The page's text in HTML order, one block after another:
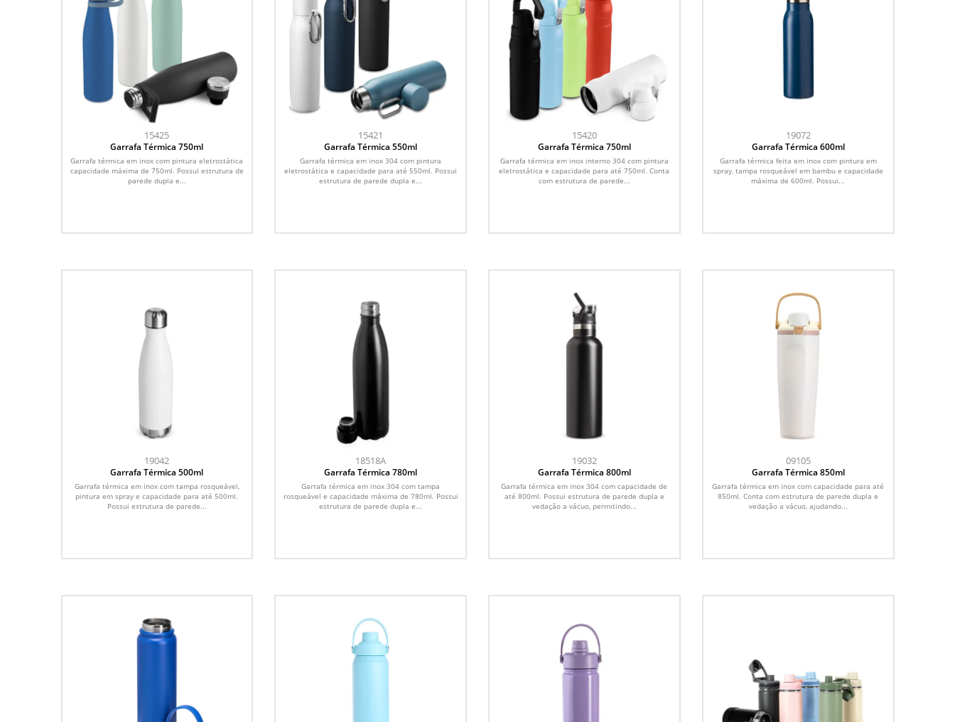
15425
Garrafa Térmica 750ml
Garrafa térmica em inox com pintura eletrostática
capacidade máxima de 750ml. Possui estrutura de
parede dupla e...
15421
Garrafa Térmica 550ml
Garrafa térmica em inox 304 com pintura
eletrostática e capacidade para até 550ml. Possui
estrutura de parede dupla e...
15420
Garrafa Térmica 750ml
Garrafa térmica em inox interno 304 com pintura
eletrostática e capacidade para até 750ml. Conta
com estrutura de parede...
19072
Garrafa Térmica 600ml
Garrafa térmica feita em inox com pintura em
spray, tampa rosqueável em bambu e capacidade
máxima de 600ml. Possui...
19042
Garrafa Térmica 500ml
Garrafa térmica em inox com tampa rosqueável,
pintura em spray e capacidade para até 500ml.
Possui estrutura de parede...
18518A
Garrafa Térmica 780ml
Garrafa térmica em inox 304 com tampa
rosqueável e capacidade máxima de 780ml. Possui
estrutura de parede dupla e...
19032
Garrafa Térmica 800ml
Garrafa térmica em inox 304 com capacidade de
até 800ml. Possui estrutura de parede dupla e
vedação a vácuo, permitindo...
09105
Garrafa Térmica 850ml
Garrafa térmica em inox com capacidade para até
850ml. Conta com estrutura de parede dupla e
vedação a vácuo, ajudando...